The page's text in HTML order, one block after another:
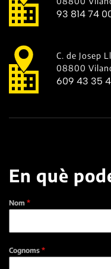
93 814 74
C. de Josep
08800
609 43 35
En què
Nom *
Cognoms *